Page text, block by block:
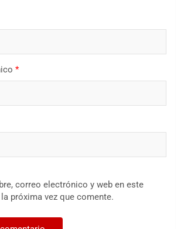
*
correo electrónico y web en este
próxima vez que comente.